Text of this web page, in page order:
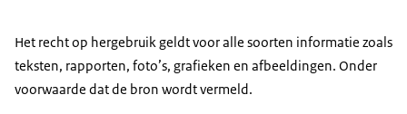
Het recht op hergebruik geldt voor alle soorten informatie zoals
teksten, rapporten, foto’s, grafieken en afbeeldingen. Onder
voorwaarde dat de bron wordt vermeld.